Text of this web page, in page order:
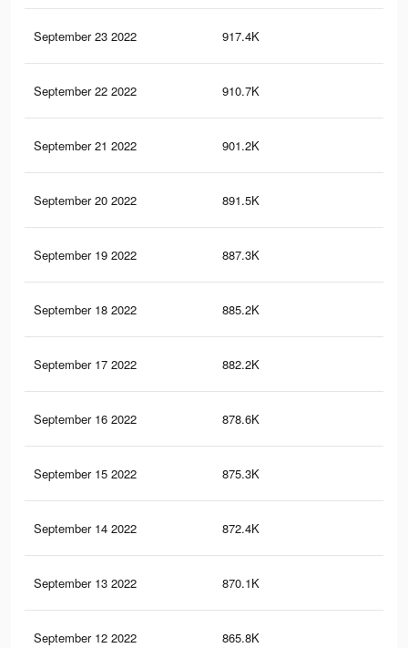
September 23 2022 917.4K
September 22 2022 910.7K
September 21 2022 901.2K
September 20 2022 891.5K
September 19 2022 887.3K
September 18 2022 885.2K
September 17 2022 882.2K
September 16 2022 878.6K
September 15 2022 875.3K
September 14 2022 872.4K
September 13 2022 870.1K
September 12 2022 865.8K